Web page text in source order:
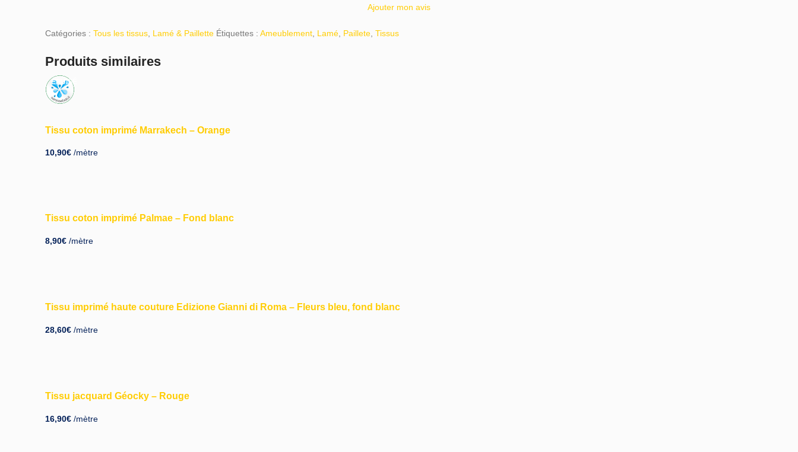
Ajouter mon avis
Catégories : Tous les tissus Lamé & Paillette Étiquettes : Ameublement Lamé Paillete Tissus
Produits similaires
Tissu coton imprimé Marrakech – Orange
10,90€ /mètre
Tissu coton imprimé Palmae – Fond blanc
8,90€ /mètre
Tissu imprimé haute couture Edizione Gianni di Roma – Fleurs bleu, fond blanc
28,60€ /mètre
Tissu jacquard Géocky – Rouge
16,90€ /mètre
ÉPUISÉ